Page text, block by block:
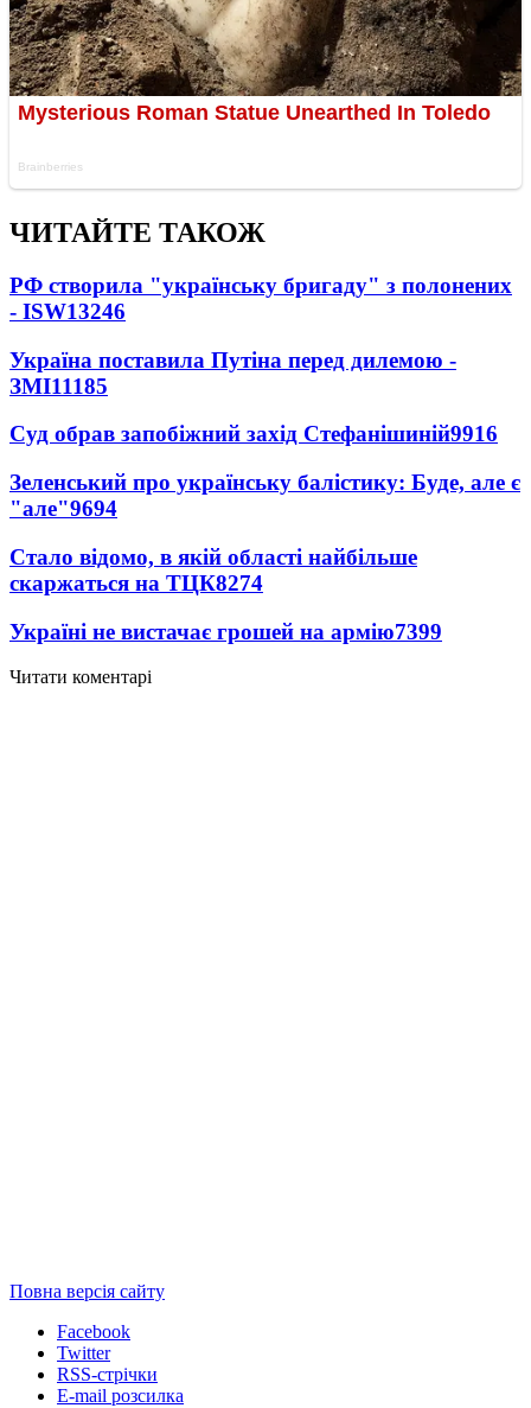
ЧИТАЙТЕ ТАКОЖ
РФ створила "українську бригаду" з полонених
- ISW13246
Україна поставила Путіна перед дилемою -
ЗМІ11185
Суд обрав запобіжний захід Стефанішиній9916
Зеленський про українську балістику: Буде, але є
"але"9694
Стало відомо, в якій області найбільше
скаржаться на ТЦК8274
Україні не вистачає грошей на армію7399
Читати коментарі
Повна версія сайту
Facebook
Twitter
RSS-стрічки
E-mail розсилка